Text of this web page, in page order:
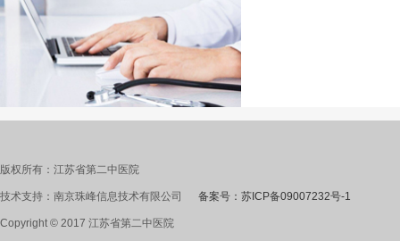
版权所有：江苏省第二中医院
技术支持：南京珠峰信息技术有限公司 备案号：苏ICP备09007232号-1
Copyright © 2017 江苏省第二中医院